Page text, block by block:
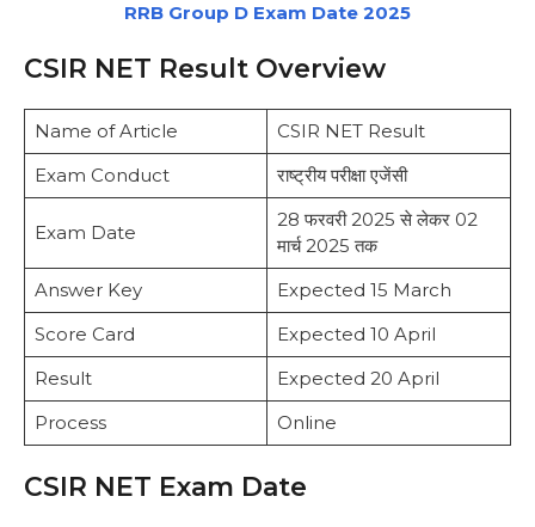
RRB Group D Exam Date 2025
CSIR NET Result Overview
Name of Article
CSIR NET Result
Exam Conduct
राष्ट्रीय परीक्षा एजेंसी
Exam Date
28 फरवरी 2025 से लेकर 02
मार्च 2025 तक
Answer Key
Expected 15 March
Score Card
Expected 10 April
Result
Expected 20 April
Process
Online
CSIR NET Exam Date